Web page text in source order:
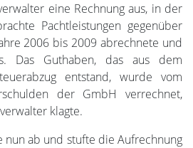
eine Rechnung aus, in der
Pachtleistungen gegenüber
2006 bis 2009 abrechnete und
Das Guthaben, das aus dem
entstand, wurde vom
der GmbH verrechnet,
klagte.
nun ab und stufte die Aufrechnung